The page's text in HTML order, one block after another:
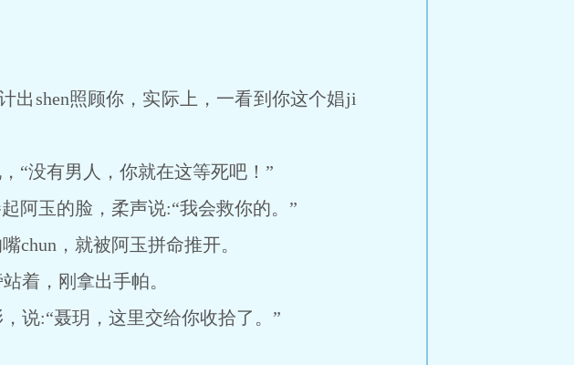
shen照顾你，实际上，一看到你这个娼ji
没有男人，你就在这等死吧！”
玉的脸，柔声说:“我会救你的。”
，就被阿玉拼命推开。
着，刚拿出手帕。
:“聂玥，这里交给你收拾了。”